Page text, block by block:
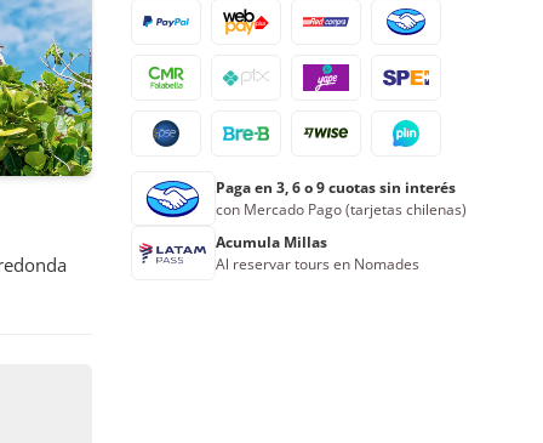
Paga en 3, 6 o 9 cuotas sin interés
con Mercado Pago (tarjetas chilenas)
Acumula Millas
Al reservar tours en Nomades
17 19 20 21 22
24 26 27 28 29
31 2 3 4 5
Reserva ahora